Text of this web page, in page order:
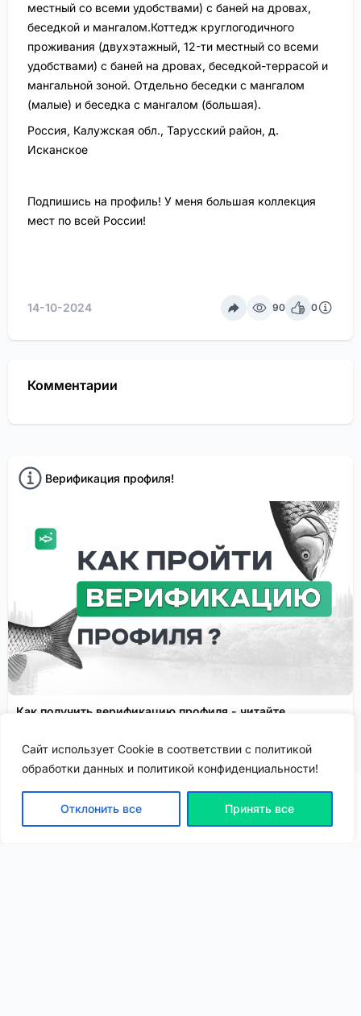
Сайт использует Cookie в соответствии с политикой
обработки данных и политикой конфиденциальности!
Отклонить все Принять все
местный со всеми удобствами) с баней на дровах,
беседкой и мангалом.Коттедж круглогодичного
проживания (двухэтажный, 12-ти местный со всеми
удобствами) с баней на дровах, беседкой-террасой и
мангальной зоной. Отдельно беседки с мангалом
(малые) и беседка с мангалом (большая).
Россия, Калужская обл., Тарусский район, д.
Исканское
Подпишись на профиль! У меня большая коллекция
мест по всей России!
14-10-2024 90 0
Комментарии
Верификация профиля!
Как получить верификацию профиля - читайте
ВХОД | РЕГИСТРАЦИЯ